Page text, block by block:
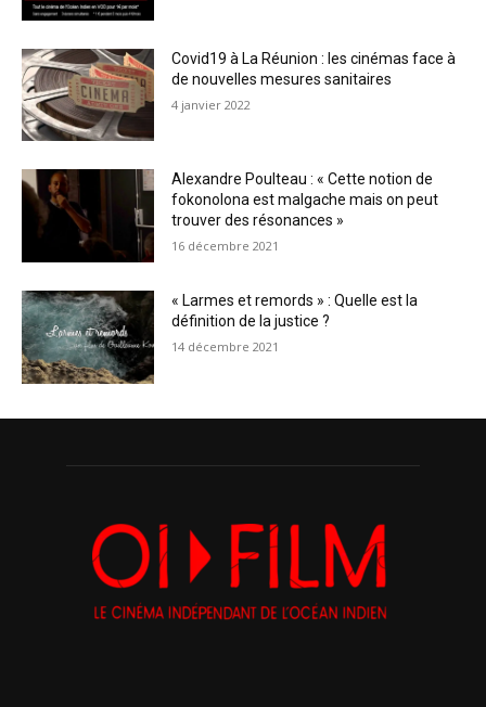
Covid19 à La Réunion : les cinémas face à
de nouvelles mesures sanitaires
4 janvier 2022
Alexandre Poulteau : « Cette notion de
fokonolona est malgache mais on peut
trouver des résonances »
16 décembre 2021
« Larmes et remords » : Quelle est la
définition de la justice ?
14 décembre 2021